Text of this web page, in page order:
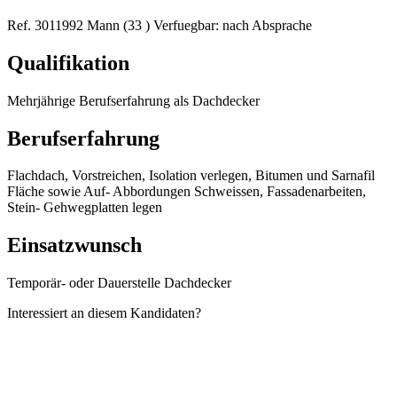
Ref. 3011992 Mann (33 ) Verfuegbar: nach Absprache
Qualifikation
Mehrjährige Berufserfahrung als Dachdecker
Berufserfahrung
Flachdach, Vorstreichen, Isolation verlegen, Bitumen und Sarnafil
Fläche sowie Auf- Abbordungen Schweissen, Fassadenarbeiten,
Stein- Gehwegplatten legen
Einsatzwunsch
Temporär- oder Dauerstelle Dachdecker
Interessiert an diesem Kandidaten?